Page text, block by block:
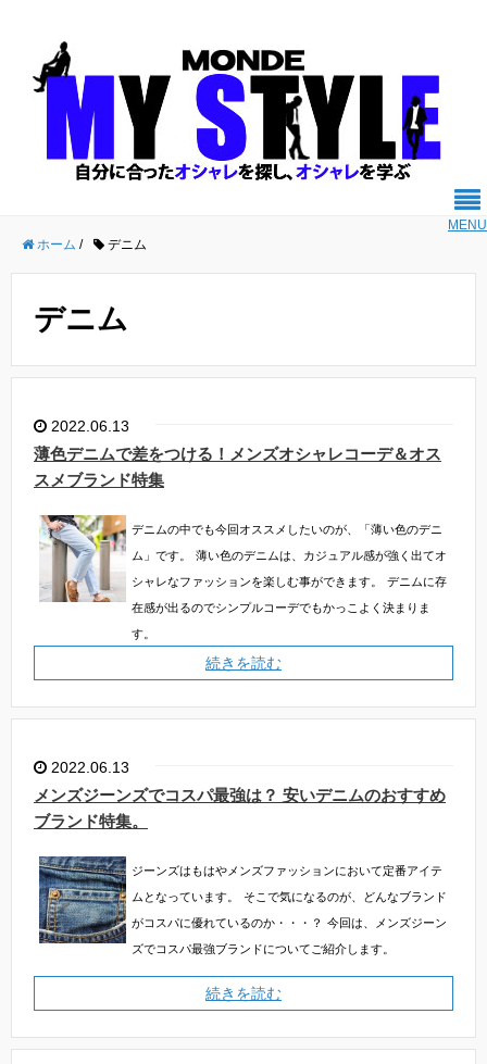
MENU
ホーム / デニム
デニム
2022.06.13
薄色デニムで差をつける！メンズオシャレコーデ＆オス
スメブランド特集
デニムの中でも今回オススメしたいのが、「薄い色のデニ
ム」です。
薄い色のデニムは、カジュアル感が強く出てオ
シャレなファッションを楽しむ事ができます。
デニムに存
在感が出るのでシンプルコーデでもかっこよく決まりま
す。
続きを読む
2022.06.13
メンズジーンズでコスパ最強は？ 安いデニムのおすすめ
ブランド特集。
ジーンズはもはやメンズファッションにおいて定番アイテ
ムとなっています。
そこで気になるのが、どんなブランド
がコスパに優れているのか・・・？ 今回は、メンズジーン
ズでコスパ最強ブランドについてご紹介します。
続きを読む